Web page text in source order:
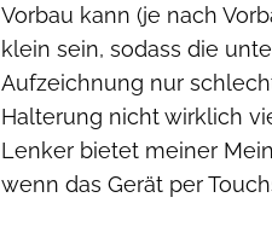
Vorbau kann (je nach
klein sein, sodass die
Aufzeichnung nur
Halterung nicht wirklich
Lenker bietet meiner
wenn das Gerät per